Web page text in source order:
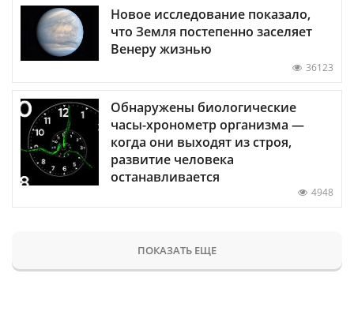
Новое исследование показало,
что Земля постепенно заселяет
Венеру жизнью
36123
Обнаружены биологические
часы-хронометр организма —
когда они выходят из строя,
развитие человека
останавливается
4948
ПОКАЗАТЬ ЕЩЕ